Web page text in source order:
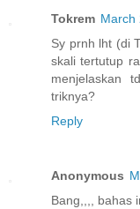
Tokrem March
Sy prnh lht (di
skali tertutup
menjelaskan
triknya?
Reply
Anonymous
Bang,,,, bahas